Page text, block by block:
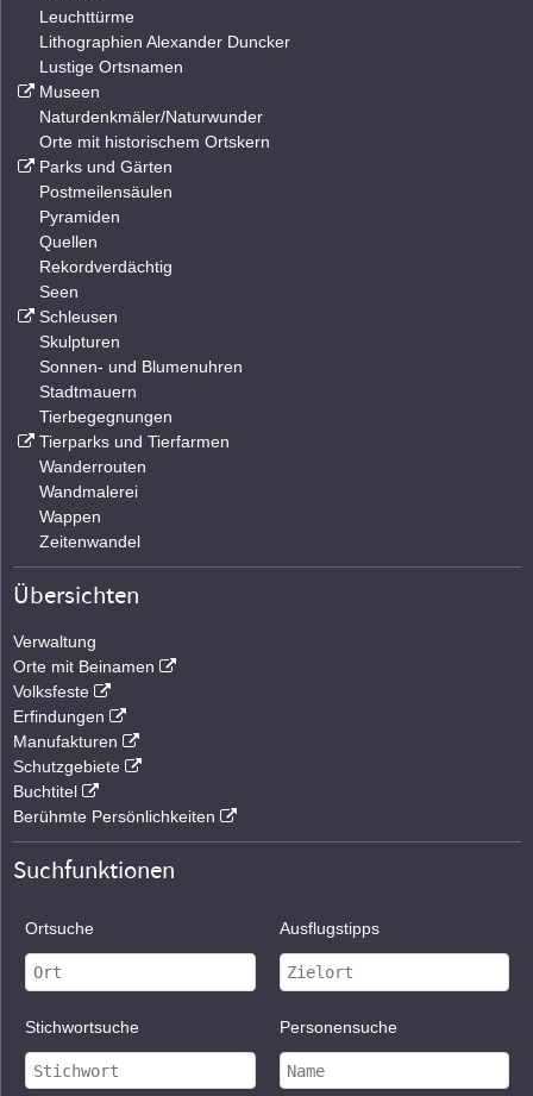
Leuchttürme
Lithographien Alexander Duncker
Lustige Ortsnamen
Museen
Naturdenkmäler/Naturwunder
Orte mit historischem Ortskern
Parks und Gärten
Postmeilensäulen
Pyramiden
Quellen
Rekordverdächtig
Seen
Schleusen
Skulpturen
Sonnen- und Blumenuhren
Stadtmauern
Tierbegegnungen
Tierparks und Tierfarmen
Wanderrouten
Wandmalerei
Wappen
Zeitenwandel
Übersichten
Verwaltung
Orte mit Beinamen
Volksfeste
Erfindungen
Manufakturen
Schutzgebiete
Buchtitel
Berühmte Persönlichkeiten
Suchfunktionen
Ortsuche Ausflugstipps
Stichwortsuche Personensuche